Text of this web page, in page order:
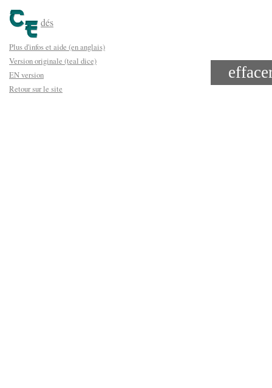
dés
Plus d'infos et aide (en anglais)
Version originale (teal dice)
EN version
Retour sur le site